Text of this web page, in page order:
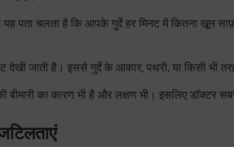
पता चलता है कि आपके गुर्दे हर मिनट में कितना खून
देखी जाती है। इससे गुर्दे के आकार, पथरी, या किसी भी
की बीमारी का कारण भी है और लक्षण भी। इसलिए